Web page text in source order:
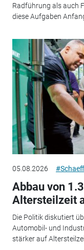
Radführung als auch
diese Aufgaben
05.08.2026
Abbau von
Altersteilzeit
Die Politik diskutiert
Automobil- und
stärker auf